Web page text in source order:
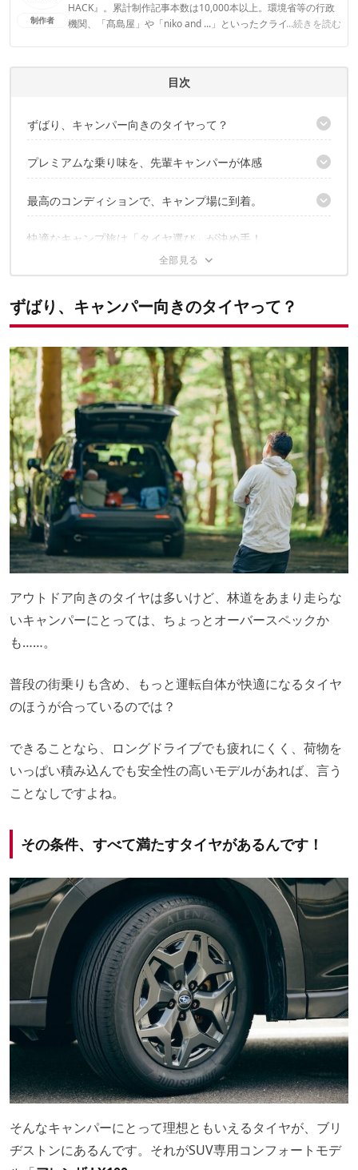
制作者
HACK』。累計制作記事本数は10,000本以上。環境省等の行政
機関、「髙島屋」や「niko and ...」といったクライアントとの
...続きを読む
CAMP HACK 編集部のプロフィール
目次
ずばり、キャンパー向きのタイヤって？
その条件、すべて満たすタイヤがあるんです！
プレミアムな乗り味を、先輩キャンパーが体感
高速走行も静か。気がつけば、ひとりカラオケ状態？
SUV専用のふらつき対策で、カーブも頼れる
確かな安定感で、優雅な走りも楽しめます
最高のコンディションで、キャンプ場に到着。
自然のなかで過ごす、ひとり時間が1番の贅沢？
快適なキャンプ旅は「タイヤ選び」が決め手！
ずばり、キャンパー向きのタイヤって？
アウトドア向きのタイヤは多いけど、林道をあまり走らな
いキャンパーにとっては、ちょっとオーバースペックか
も……。
普段の街乗りも含め、もっと運転自体が快適になるタイヤ
のほうが合っているのでは？
できることなら、ロングドライブでも疲れにくく、荷物を
いっぱい積み込んでも安全性の高いモデルがあれば、言う
ことなしですよね。
その条件、すべて満たすタイヤがあるんです！
そんなキャンパーにとって理想ともいえるタイヤが、ブリ
ヂストンにあるんです。それがSUV専用コンフォートモデ